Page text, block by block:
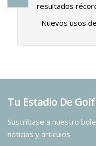
resultados
Nuevos usos
Tu Estadio De
Suscríbase a nuestro
noticias y artículos